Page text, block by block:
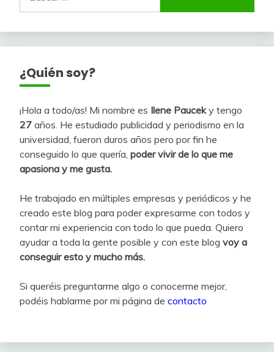
¿Quién soy?
¡Hola a todo/as! Mi nombre es Ilene Pauceky tengo
27 años. He estudiado publicidad y periodismo en la
universidad, fueron duros años pero por fin he
conseguido lo que quería, poder vivir de lo que me
apasiona y me gusta.
He trabajado en múltiples empresas y periódicos y he
creado este blog para poder expresarme con todos y
contar mi experiencia con todo lo que pueda. Quiero
ayudar a toda la gente posible y con este blog voy a
conseguir esto y mucho más.
Si queréis preguntarme algo o conocerme mejor,
podéis hablarme por mi página de contacto